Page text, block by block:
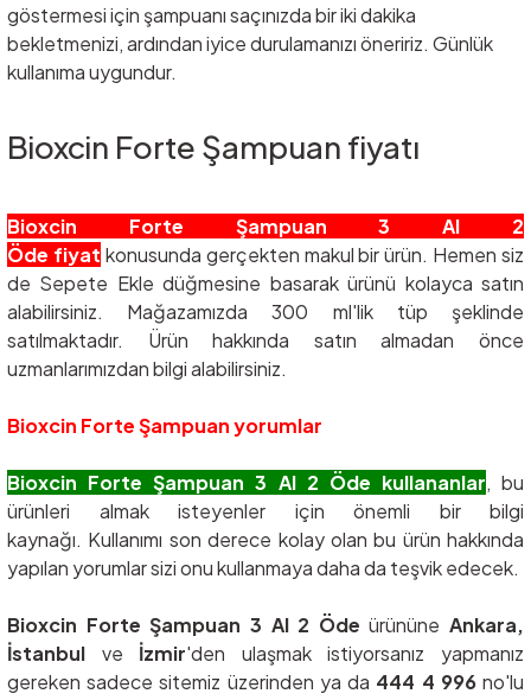
göstermesi için şampuanı saçınızda bir iki dakika
bekletmenizi, ardından iyice durulamanızı öneririz. Günlük
kullanıma uygundur.
Bioxcin Forte Şampuan fiyatı
Bioxcin Forte Şampuan 3 Al 2
Öde fiyat konusunda gerçekten makul bir ürün. Hemen siz
de Sepete Ekle düğmesine basarak ürünü kolayca satın
alabilirsiniz. Mağazamızda 300 ml'lik tüp şeklinde
satılmaktadır. Ürün hakkında satın almadan önce
uzmanlarımızdan bilgi alabilirsiniz.
Bioxcin Forte Şampuan yorumlar
Bioxcin Forte Şampuan 3 Al 2 Öde kullananlar, bu
ürünleri almak isteyenler için önemli bir bilgi
kaynağı. Kullanımı son derece kolay olan bu ürün hakkında
yapılan yorumlar sizi onu kullanmaya daha da teşvik edecek.
Bioxcin Forte Şampuan 3 Al 2 Öde ürününe Ankara,
İstanbul ve İzmir'den ulaşmak istiyorsanız yapmanız
gereken sadece sitemiz üzerinden ya da 444 4 996no'lu